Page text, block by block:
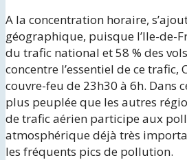
A la concentration horaire,
géographique, puisque l’Ile-de-
du trafic national et 58 % des
concentre l’essentiel de ce trafic,
couvre-feu de 23h30 à 6h. Dans
plus peuplée que les autres
de trafic aérien participe aux
atmosphérique déjà très
les fréquents pics de pollution.